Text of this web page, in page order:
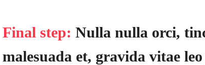
Final step: Nulla nulla orci,
malesuada et, gravida vitae leo